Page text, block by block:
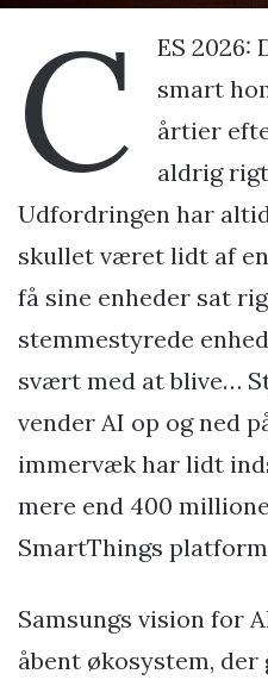
C
ES 2026:
smart
årtier
aldrig
Udfordringen har
skullet været lidt af
få sine enheder sat
stemmestyrede
svært med at blive…
vender AI op og ned
immervæk har lidt
mere end 400
SmartThings
Samsungs vision for
åbent økosystem,